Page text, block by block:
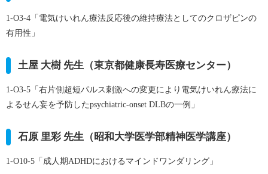
1-O3-4 「電気けいれん療法反応後の維持療法としてのクロザピンの
有用性」
土屋 大樹 先生（東京都健康長寿医療センター）
1-O3-5 「右片側超短パルス刺激への変更により電気けいれん療法に
よるせん妄を予防したpsychiatric-onset DLBの一例」
石原 里彩 先生（昭和大学医学部精神医学講座）
1-O10-5 「成人期ADHDにおけるマインドワンダリング」